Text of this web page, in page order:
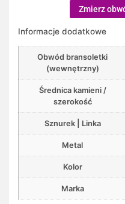
Zmierz
Informacje dodatkowe
Obwód bransoletki
(wewnętrzny)
Średnica kamieni /
szerokość
Sznurek | Linka
Metal
Kolor
Marka